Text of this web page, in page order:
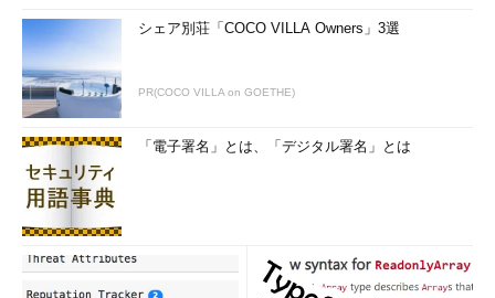
シェア別荘「COCO VILLA Owners」3選
PR(COCO VILLA on GOETHE)
「電子署名」とは、「デジタル署名」とは